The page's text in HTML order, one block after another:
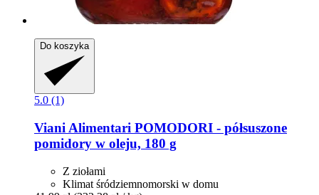
Do koszyka
5.0 (1)
Viani Alimentari POMODORI -​ półsuszone
pomidory w oleju, 180 g
Z ziołami
Klimat śródziemnomorski w domu